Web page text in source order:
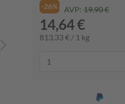
-26% AVP: 19,90 €
14,64 €
813,33 € / 1 kg